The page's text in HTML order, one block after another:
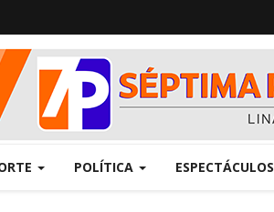
POLÍTICA ESPECTÁCULOS